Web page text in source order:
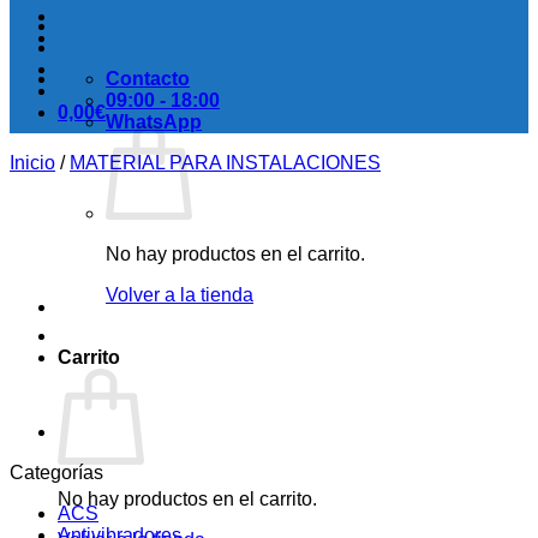
0,00€
No hay productos en el carrito.
Volver a la tienda
Carrito
No hay productos en el carrito.
Contacto
09:00 - 18:00
WhatsApp
Inicio / MATERIAL PARA INSTALACIONES
Categorías
ACS